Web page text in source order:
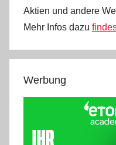
Aktien und andere
Mehr Infos dazu
Werbung